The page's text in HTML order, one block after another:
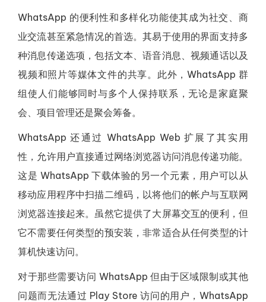
WhatsApp 的便利性和多样化功能使其成为社交、商
业交流甚至紧急情况的首选。其易于使用的界面支持多
种消息传递选项，包括文本、语音消息、视频通话以及
视频和照片等媒体文件的共享。此外，WhatsApp 群
组使人们能够同时与多个人保持联系，无论是家庭聚
会、项目管理还是聚会筹备。
WhatsApp 还通过 WhatsApp Web 扩展了其实用
性，允许用户直接通过网络浏览器访问消息传递功能。
这是 WhatsApp 下载体验的另一个元素，用户可以从
移动应用程序中扫描二维码，以将他们的帐户与互联网
浏览器连接起来。虽然它提供了大屏幕交互的便利，但
它不需要任何类型的预安装，非常适合从任何类型的计
算机快速访问。
对于那些需要访问 WhatsApp 但由于区域限制或其他
问题而无法通过 Play Store 访问的用户，WhatsApp